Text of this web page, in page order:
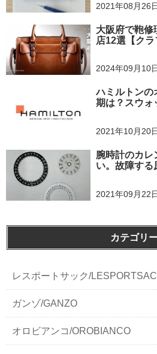
2021年08月26
大阪府で鞄修
店12選【クラ
2024年09月10
ハミルトンの
期は？スウォ
2021年10月20
腕時計のカレ
い。故障する
2021年09月22
カテゴリ
レスポートサック/LESPORTSAC
ガンゾ/GANZO
オロビアンコ/OROBIANCO